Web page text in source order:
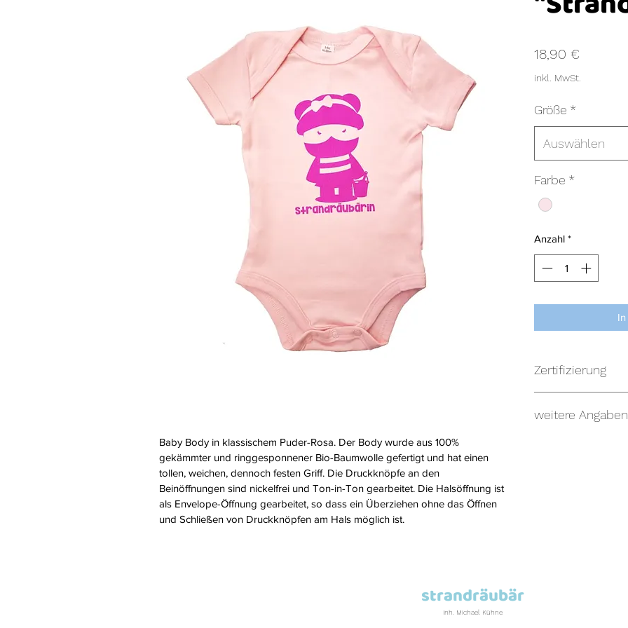
Baby Body in klassischem Puder-Rosa. Der Body wurde aus 100%
gekämmter und ringgesponnener Bio-Baumwolle gefertigt und hat einen
tollen, weichen, dennoch festen Griff. Die Druckknöpfe an den
Beinöffnungen sind nickelfrei und Ton-in-Ton gearbeitet. Die Halsöffnung ist
als Envelope-Öffnung gearbeitet, so dass ein Überziehen ohne das Öffnen
und Schließen von Druckknöpfen am Hals möglich ist.
18,90 €
inkl. MwSt.
Größe *
Auswählen
Farbe *
Anzahl *
Zertifizierung
weitere
strandräubär
Inh. Michael Kühne